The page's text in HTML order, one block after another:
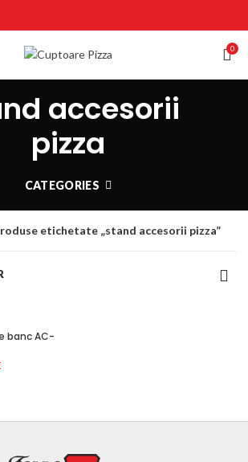
0
accesorii
pizza
CATEGORIES
etichetate „stand accesorii pizza”
banc AC-